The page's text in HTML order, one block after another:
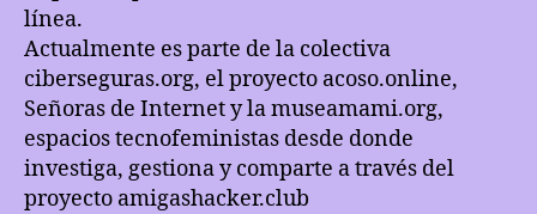
línea.
Actualmente es parte de la colectiva
ciberseguras.org, el proyecto acoso.online,
Señoras de Internet y la museamami.org,
espacios tecnofeministas desde donde
investiga, gestiona y comparte a través del
proyecto amigashacker.club